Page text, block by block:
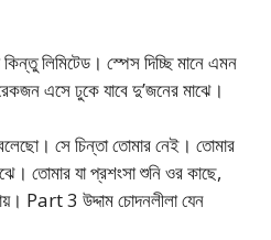
লিমিটেড। স্পেস দিচ্ছি মানে এমন
এসে ঢুকে যাবে দু’জনের মাঝে।
সে চিন্তা তোমার নেই। তোমার
তোমার যা প্রশংসা শুনি ওর কাছে,
Part 3 উদ্দাম চোদনলীলা যেন